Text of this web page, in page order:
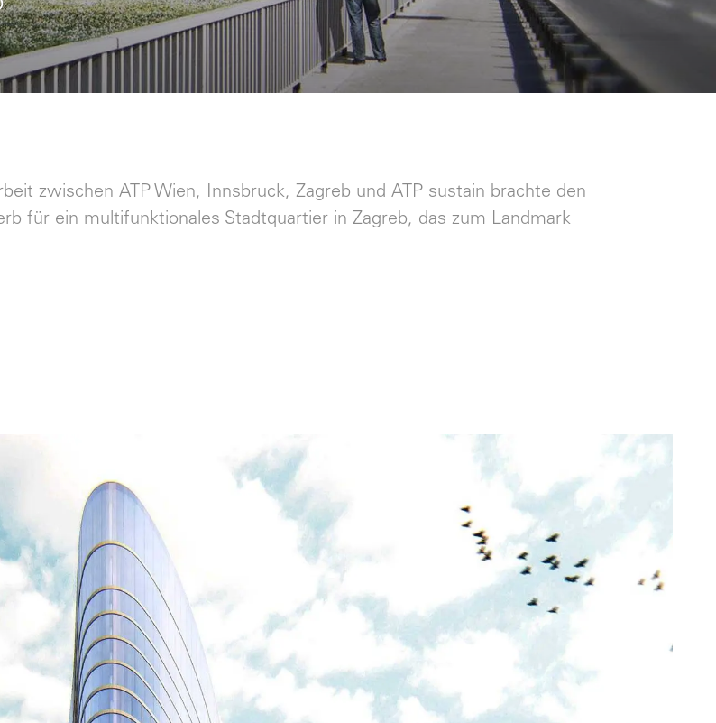
zwischen ATP Wien, Innsbruck, Zagreb und ATP sustain brachte den
für ein multifunktionales Stadtquartier in Zagreb, das zum Landmark